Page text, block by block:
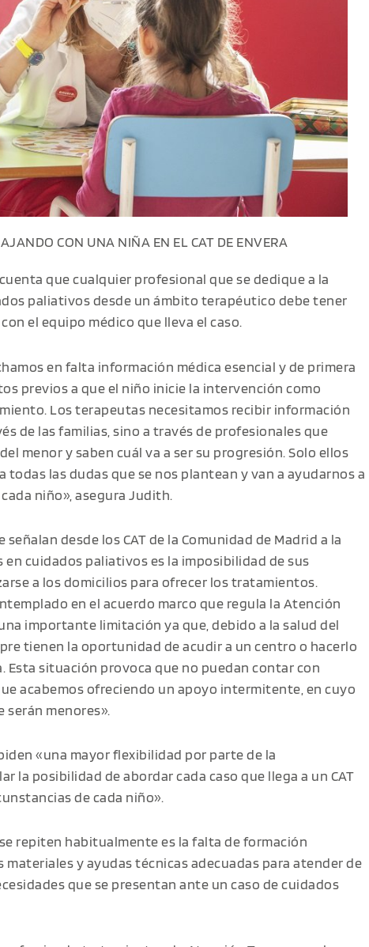
CON UNA NIÑA EN EL CAT DE ENVERA
que cualquier profesional que se dedique a la
paliativos desde un ámbito terapéutico debe tener
el equipo médico que lleva el caso.
en falta información médica esencial y de primera
previos a que el niño inicie la intervención como
Los terapeutas necesitamos recibir información
de las familias, sino a través de profesionales que
menor y saben cuál va a ser su progresión. Solo ellos
todas las dudas que se nos plantean y van a ayudarnos a
niño», asegura Judith.
desde los CAT de la Comunidad de Madrid a la
en cuidados paliativos es la imposibilidad de sus
a los domicilios para ofrecer los tratamientos.
en el acuerdo marco que regula la Atención
importante limitación ya que, debido a la salud del
tienen la oportunidad de acudir a un centro o hacerlo
Esta situación provoca que no puedan contar con
acabemos ofreciendo un apoyo intermitente, en cuyo
serán menores».
«una mayor flexibilidad por parte de la
la posibilidad de abordar cada caso que llega a un CAT
de cada niño».
repiten habitualmente es la falta de formación
materiales y ayudas técnicas adecuadas para atender de
que se presentan ante un caso de cuidados